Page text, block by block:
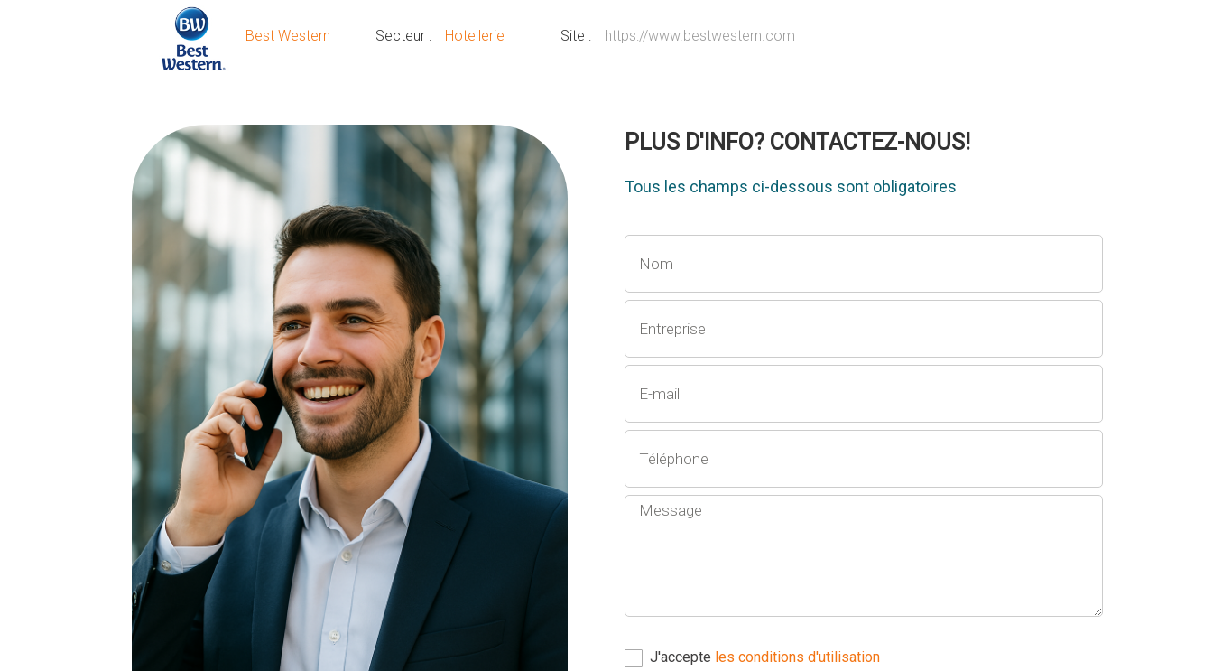
Best Western Secteur : Hotellerie Site : https://www.bestwestern.com
PLUS D'INFO? CONTACTEZ-NOUS!
Tous les champs ci-dessous sont obligatoires
J'accepte les conditions d'utilisation